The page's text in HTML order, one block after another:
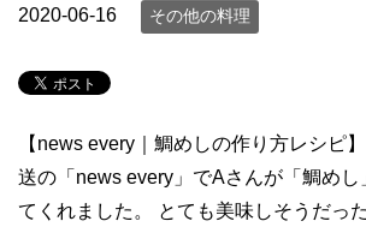
2020-06-16 その他の料理
【news every｜鯛めしの作り方レシピ
送の「news every」でAさんが「鯛めし
てくれました。 とても美味しそうだっ